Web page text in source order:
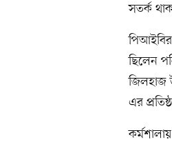
সতর্ক
ছিলেন
জিলহাজ
এর